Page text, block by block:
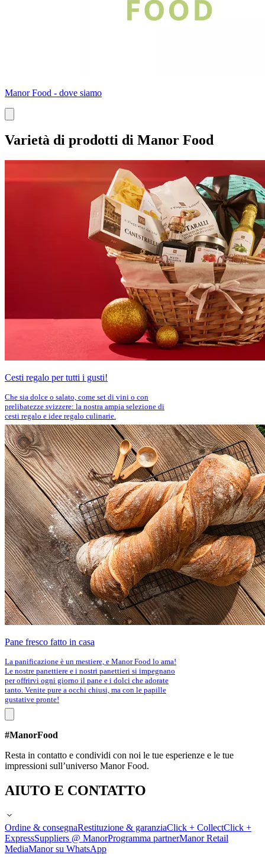
Manor Food - dove siamo
Varietà di prodotti di Manor Food
Cesti regalo per tutti i gusti!
Che sia dolce o salato, come set di vini o con
prelibatezze svizzere: la nostra ampia selezione di
cesti regalo e idee regalo culinarie.
Pane fresco fatto in casa
La panificazione è un mestiere, e Manor Food lo ama!
Le nostre panettiere e i nostri panettieri si impegnano
per offrirvi ogni giorno il pane e i dolci che adorate
tanto. Venite pure a occhi chiusi, ma con le papille
gustative pronte!
#ManorFood
Resta in contatto e condividi con noi le tue esperienze e le tue
impressioni sull’universo Manor Food.
AIUTO E CONTATTO
Ordine & consegnaRestituzione & garanziaClick + CollectClick +
ExpressSuppliers @ ManorProgramma partnerManor Retail
MediaManor su WhatsApp